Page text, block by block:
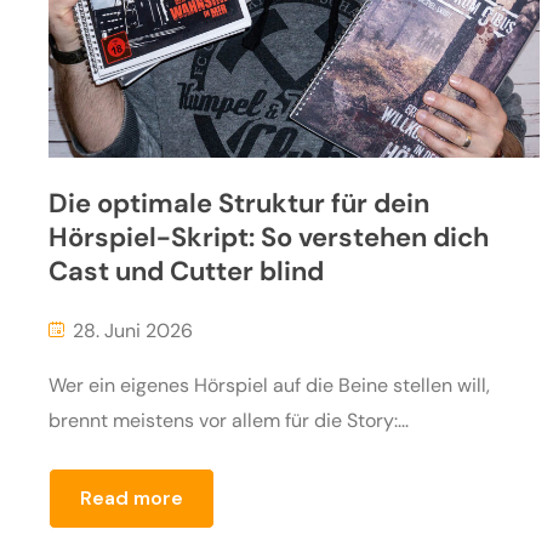
Die optimale Struktur für dein
Hörspiel-Skript: So verstehen dich
Cast und Cutter blind
28. Juni 2026
Wer ein eigenes Hörspiel auf die Beine stellen will,
brennt meistens vor allem für die Story:...
Read more